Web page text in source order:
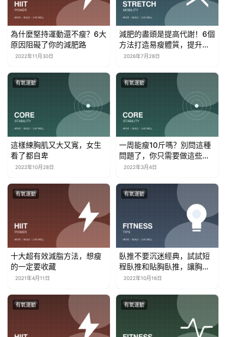
為什麼堅持運動還不瘦？6大
原因阻礙了你的減肥路
2022年11月30日
減肥的盡頭是提高代謝！6個
方法打造易瘦體質，提升代
謝2026年7月28日
有氧運動
這樣練胸肌又大又寬，女生
看了都自卑
2022年10月28日
有氧運動
一周能瘦10斤嗎？別問這種
問題了，你只需要做這些並
控制飲食
2022年3月4日
有氧運動
十大超有效減脂方法，想瘦
的一定要收藏
2021年4月11日
有氧運動
臥推不要沉迷經典，試試短
程臥推和貼胸臥推，讓胸肌
變大
2022年10月16日
有氧運動 有氧運動